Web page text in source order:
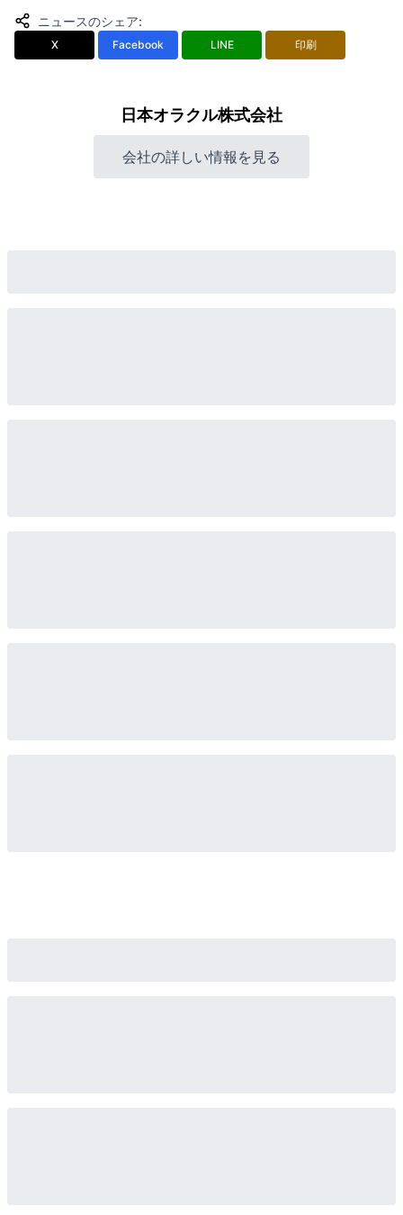
ニュースのシェア:
X Facebook LINE 印刷
日本オラクル株式会社
会社の詳しい情報を見る